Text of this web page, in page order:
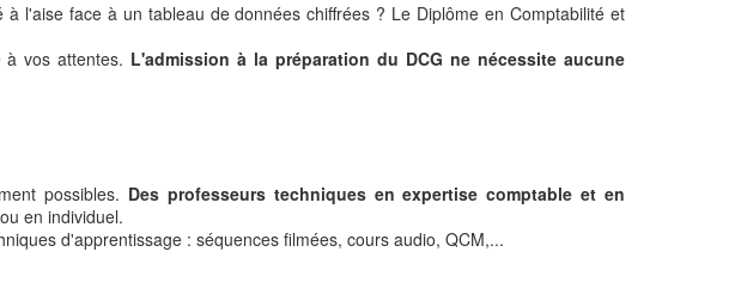
l'aise face à un tableau de données chiffrées ? Le Diplôme en Comptabilité et
vos attentes. L'admission à la préparation du DCG ne nécessite aucune
possibles. Des professeurs techniques en expertise comptable et en
en individuel.
d'apprentissage : séquences filmées, cours audio, QCM,...